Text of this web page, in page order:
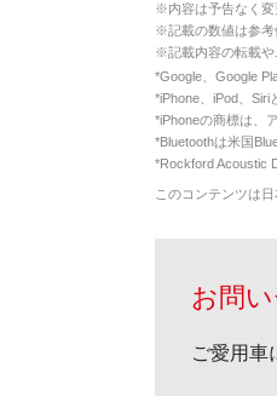
※内容は予告なく変
※記載の数値は参
※記載内容の転載や
*Google、Google
*iPhone、iPod、Siri
*iPhoneの商標は、
*Bluetoothは米国
*Rockford Acoustic
このコンテンツは
お問
ご愛用車